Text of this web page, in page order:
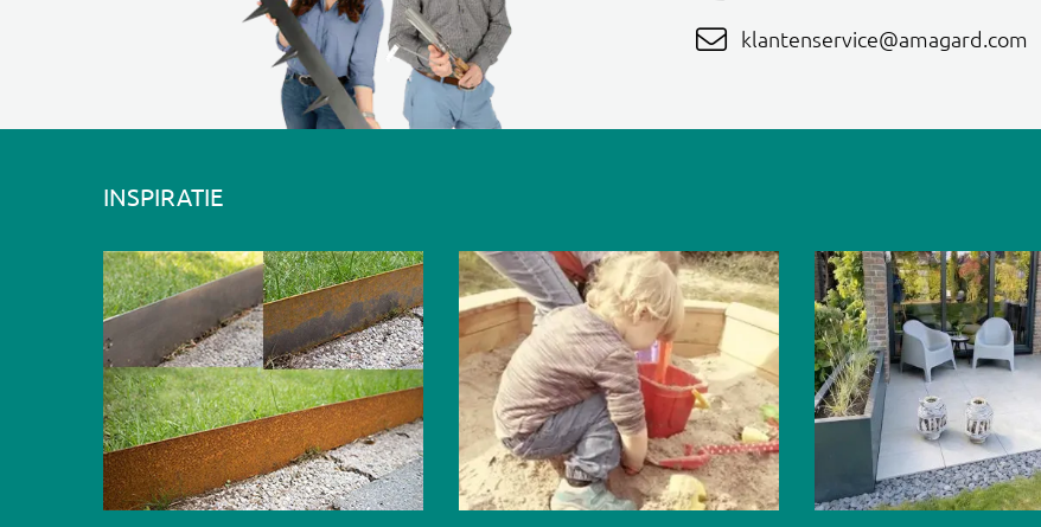
klantenservice@amagard.com
INSPIRATIE